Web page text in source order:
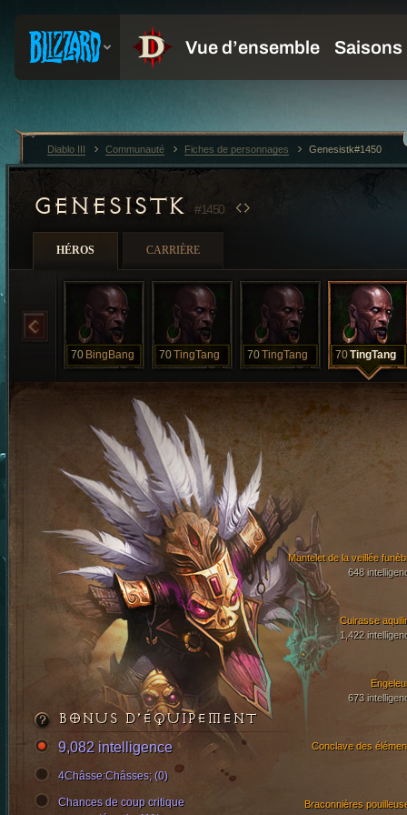
GENESISTK #1450
HÉROS CARRIÈRE
70 BingBang 70TingTang 70TingTang 70TingTang
Cuirasse
1,422
673
Mantelet de la veillée
648
Braconnières
Conclave des
BONUS D’ÉQUIPEMENT
9,082 intelligence
4Châsse:Châsses; (0)
Chances de coup critique
Diablo III Communauté Fiches de personnages Genesistk#1450